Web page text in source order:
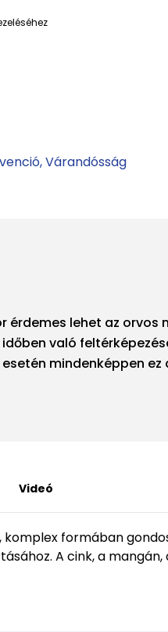
Várandósság
érdemes lehet az
való
mindenképpen ez
Videó
formában
A cink, a mangán,